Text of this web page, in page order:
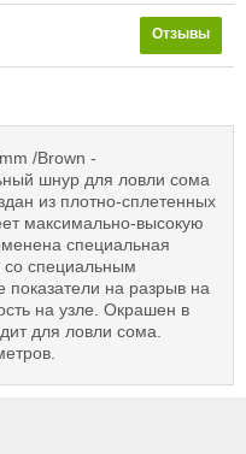
Отзывы
/Brown -
шнур для ловли сома
из плотно-сплетенных
максимально-высокую
специальная
со специальным
на разрыв на
на узле. Окрашен в
для ловли сома.